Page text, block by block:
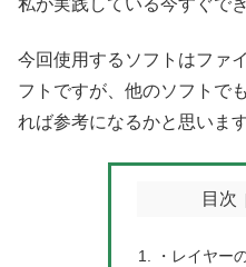
今回使用するソフトはファ
フトですが、他のソフトで
れば参考になるかと思いま
目次
・レイヤー